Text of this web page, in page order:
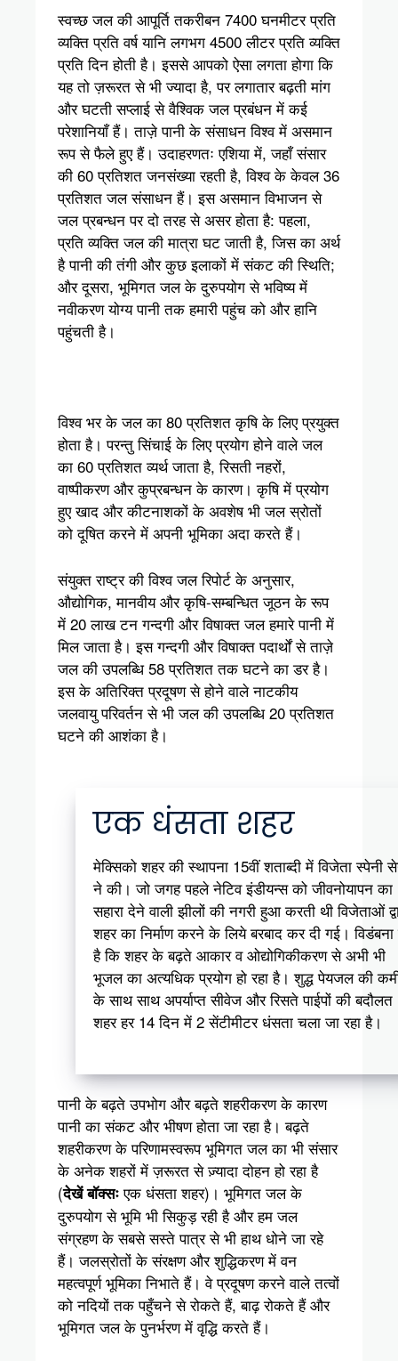
स्वच्छ जल की आपूर्ति तकरीबन 7400 घनमीटर प्रति
व्यक्ति प्रति वर्ष यानि लगभग 4500 लीटर प्रति व्यक्ति
प्रति दिन होती है। इससे आपको ऐसा लगता होगा कि
यह तो ज़रूरत से भी ज्यादा है, पर लगातार बढ़ती मांग
और घटती सप्लाई से वैश्विक जल प्रबंधन में कई
परेशानियाँ हैं। ताज़े पानी के संसाधन विश्व में असमान
रूप से फैले हुए हैं। उदाहरणतः एशिया में, जहाँ संसार
की 60 प्रतिशत जनसंख्या रहती है, विश्व के केवल 36
प्रतिशत जल संसाधन हैं। इस असमान विभाजन से
जल प्रबन्धन पर दो तरह से असर होता है: पहला,
प्रति व्यक्ति जल की मात्रा घट जाती है, जिस का अर्थ
है पानी की तंगी और कुछ इलाकों में संकट की स्थिति;
और दूसरा, भूमिगत जल के दुरुपयोग से भविष्य में
नवीकरण योग्य पानी तक हमारी पहुंच को और हानि
पहुंचती है।
विश्व भर के जल का 80 प्रतिशत कृषि के लिए प्रयुक्‍त
होता है। परन्तु सिंचाई के लिए प्रयोग होने वाले जल
का 60 प्रतिशत व्यर्थ जाता है, रिसती नहरों,
वाष्पीकरण और कुप्रबन्धन के कारण। कृषि में प्रयोग
हुए खाद और कीटनाशकों के अवशेष भी जल स्रोतों
को दूषित करने में अपनी भूमिका अदा करते हैं।
संयुक्त राष्ट्र की विश्व जल रिपोर्ट के अनुसार,
औद्योगिक, मानवीय और कृषि-सम्बन्धित जूठन के रूप
में 20 लाख टन गन्दगी और विषाक्त जल हमारे पानी में
मिल जाता है। इस गन्दगी और विषाक्त पदार्थों से ताज़े
जल की उपलब्धि 58 प्रतिशत तक घटने का डर है।
इस के अतिरिक्त प्रदूषण से होने वाले नाटकीय
जलवायु परिवर्तन से भी जल की उपलब्धि 20 प्रतिशत
घटने की आशंका है।
एक धंसता शहर
मेक्सिको शहर की स्थापना 15वीं शताब्दी में विजेता स्पेनी
ने की। जो जगह पहले नेटिव इंडीयन्स को जीवनोयापन का
सहारा देने वाली झीलों की नगरी हुआ करती थी विजेताओं
शहर का निर्माण करने के लिये बरबाद कर दी गई। विडंबना
है कि शहर के बढ़ते आकार व ओद्योगिकीकरण से अभी भी
भूजल का अत्यधिक प्रयोग हो रहा है। शुद्ध पेयजल की
के साथ साथ अपर्याप्त सीवेज और रिसते पाईपों की बदौलत
शहर हर 14 दिन में 2 सेंटीमीटर धंसता चला जा रहा है।
पानी के बढ़ते उपभोग और बढ़ते शहरीकरण के कारण
पानी का संकट और भीषण होता जा रहा है। बढ़ते
शहरीकरण के परिणामस्वरूप भूमिगत जल का भी संसार
के अनेक शहरों में ज़रूरत से ज़्यादा दोहन हो रहा है
(देखें बॉक्सःएक धंसता शहर)। भूमिगत जल के
दुरुपयोग से भूमि भी सिकुड़ रही है और हम जल
संग्रहण के सबसे सस्ते पात्र से भी हाथ धोने जा रहे
हैं। जलस्रोतों के संरक्षण और शुद्धिकरण में वन
महत्वपूर्ण भूमिका निभाते हैं। वे प्रदूषण करने वाले तत्वों
को नदियों तक पहुँचने से रोकते हैं, बाढ़ रोकते हैं और
भूमिगत जल के पुनर्भरण में वृद्धि करते हैं।